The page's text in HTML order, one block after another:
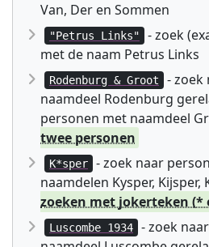
Van, Der en Sommen
"Petrus Links"
- zoek
met de naam Petrus Links
Rodenburg & Groot
- zoek
naamdeel Rodenburg
personen met naamdeel
twee personen
K*sper
- zoek naar
naamdelen Kysper, Kijsper,
zoeken met jokerteken (*
Luscombe 1934
- zoek